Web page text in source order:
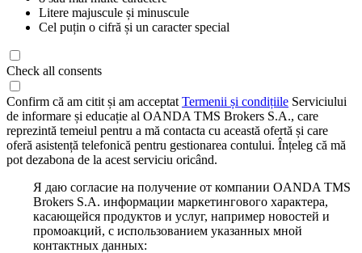
Litere majuscule și minuscule
Cel puțin o cifră și un caracter special
Check all consents
Confirm că am citit și am acceptat Termenii și condițiile Serviciului
de informare și educație al OANDA TMS Brokers S.A., care
reprezintă temeiul pentru a mă contacta cu această ofertă și care
oferă asistență telefonică pentru gestionarea contului. Înțeleg că mă
pot dezabona de la acest serviciu oricând.
Я даю согласие на получение от компании OANDA TMS
Brokers S.A. информации маркетингового характера,
касающейся продуктов и услуг, например новостей и
промоакций, с использованием указанных мной
контактных данных: